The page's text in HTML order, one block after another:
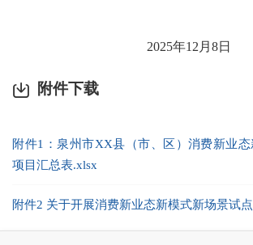
2025年1 2 月 8日
附件下载
附件1：泉州市XX县（市、区）消费新业
项目汇总表.xlsx
附件2 关于开展消费新业态新模式新场景试